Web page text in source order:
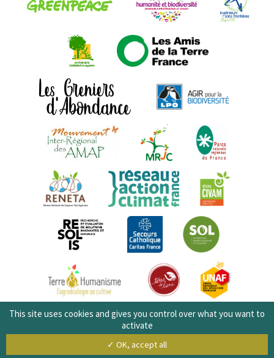
This site uses cookies and gives you control over what you want to
activate
✓ OK, accept all